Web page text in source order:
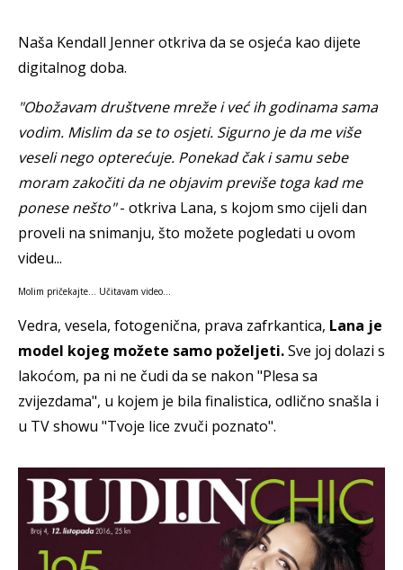
Naša Kendall Jenner otkriva da se osjeća kao dijete
digitalnog doba.
"Obožavam društvene mreže i već ih godinama sama
vodim. Mislim da se to osjeti. Sigurno je da me više
veseli nego opterećuje. Ponekad čak i samu sebe
moram zakočiti da ne objavim previše toga kad me
ponese nešto"- otkriva Lana, s kojom smo cijeli dan
proveli na snimanju, što možete pogledati u ovom
videu...
Molim pričekajte... Učitavam video...
Vedra, vesela, fotogenična, prava zafrkantica, Lana je
model kojeg možete samo poželjeti.Sve joj dolazi s
lakoćom, pa ni ne čudi da se nakon "Plesa sa
zvijezdama", u kojem je bila finalistica, odlično snašla i
u TV showu "Tvoje lice zvuči poznato".